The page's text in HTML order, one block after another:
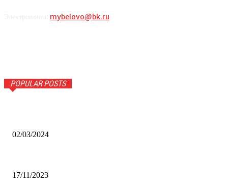
mybelovo@bk.ru
POPULAR POSTS
02/03/2024
17/11/2023